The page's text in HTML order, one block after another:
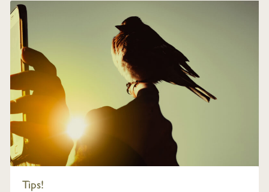
Tips!